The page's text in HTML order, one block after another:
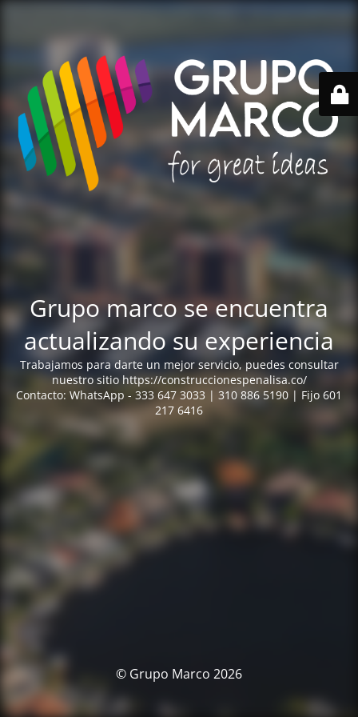
Grupo marco se encuentra
actualizando su experiencia
Trabajamos para darte un mejor servicio, puedes consultar
nuestro sitio https://construccionespenalisa.co/
Contacto: WhatsApp - 333 647 3033 | 310 886 5190 | Fijo 601
217 6416
© Grupo Marco 2026